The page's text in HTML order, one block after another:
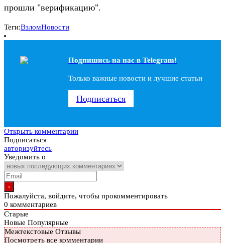
прошли "верификацию".
Теги:ВзломНовости
Подпишись на наc в Telegram!
Только важные новости и лучшие статьи
Подписаться
Открыть комментарии
Подписаться
авторизуйтесь
Уведомить о
Пожалуйста, войдите, чтобы прокомментировать
0 комментариев
Старые
Новые Популярные
Межтекстовые Отзывы
Посмотреть все комментарии